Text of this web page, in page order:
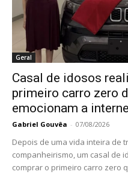
Geral
Casal de idosos
primeiro carro zero
emocionam a
Gabriel Gouvêa - 07/08/2026
Depois de uma vida inteira de
companheirismo, um casal de
comprar o primeiro carro zero